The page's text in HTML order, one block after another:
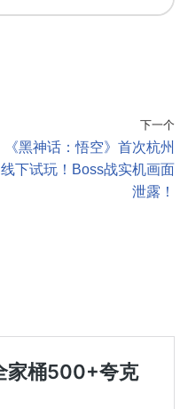
下一个
《黑神话：悟空》首次杭州
线下试玩！Boss战实机画面
泄露！